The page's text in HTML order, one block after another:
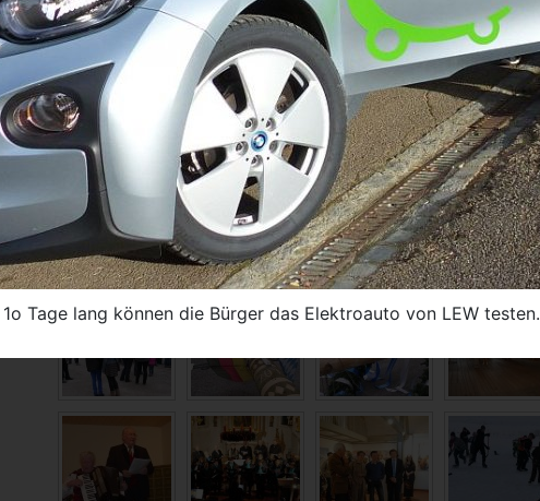
1o Tage lang können die Bürger das Elektroauto von LEW testen.